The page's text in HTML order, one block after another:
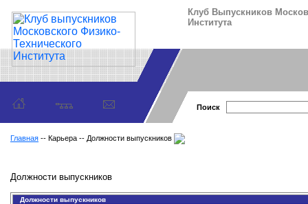
Клуб Выпускников
Института
Поиск
Главная -- Карьера -- Должности выпускников
Должности выпускников
Должности выпускников